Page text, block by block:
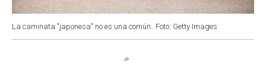
La caminata "japonesa" no es una común. Foto: Getty Images